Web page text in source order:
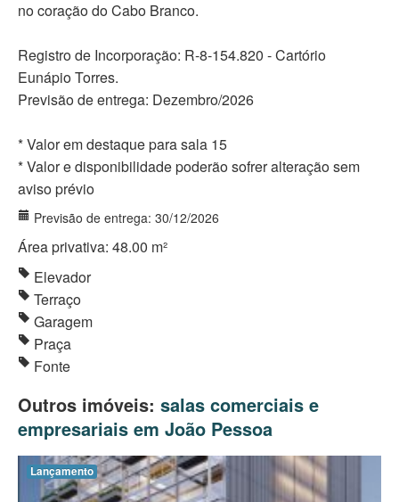
no coração do Cabo Branco.
Registro de Incorporação: R-8-154.820 - Cartório
Eunápio Torres.
Previsão de entrega: Dezembro/2026
* Valor em destaque para sala 15
* Valor e disponibilidade poderão sofrer alteração sem
aviso prévio
Previsão de entrega: 30/12/2026
Área privativa: 48.00 m²
Elevador
Terraço
Garagem
Praça
Fonte
Outros imóveis: salas comerciais e
empresariais em João Pessoa
Lançamento